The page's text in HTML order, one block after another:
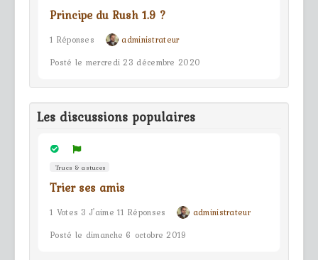
Principe du Rush 1.9 ?
1 Réponses
administrateur
Posté le mercredi 23 décembre 2020
Les discussions populaires
Trucs & astuces
Trier ses amis
1 Votes 3 J'aime 11 Réponses
administrateur
Posté le dimanche 6 octobre 2019